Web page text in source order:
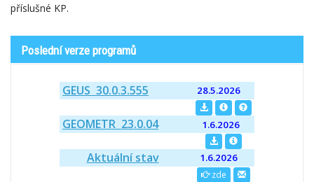
příslušné KP.
Poslední verze programů
GEUS 30.0.3.555 28.5.2026
GEOMETR 23.0.04 1.6.2026
Aktuální stav 1.6.2026
zde